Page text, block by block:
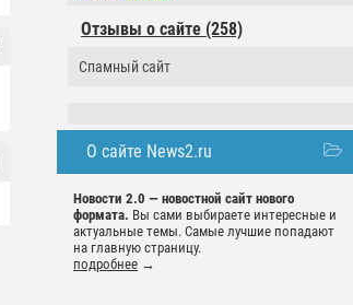
Отзывы о сайте (258)
Спамный сайт
О сайте News2.ru
Новости 2.0 — новостной сайт нового
формата. Вы сами выбираете интересные и
актуальные темы. Самые лучшие попадают
на главную страницу.
подробнее →